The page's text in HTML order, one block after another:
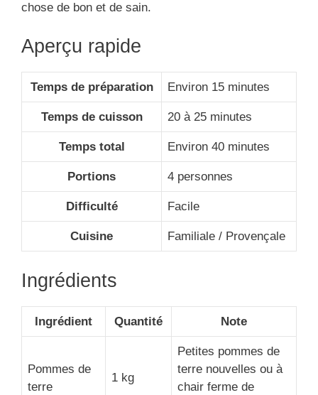
chose de bon et de sain.
Aperçu rapide
Temps de préparation Environ 15 minutes
Temps de cuisson 20 à 25 minutes
Temps total Environ 40 minutes
Portions 4 personnes
Difficulté Facile
Cuisine Familiale / Provençale
Ingrédients
Ingrédient Quantité Note
Pommes de
terre
1 kg
Petites pommes de
terre nouvelles ou à
chair ferme de